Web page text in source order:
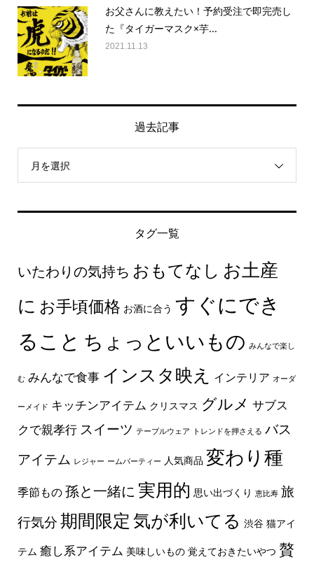
お父さんに教えたい！予約受注で即完売し
た『タイガーマスク×芋...
2021.11.13
過去記事
月を選択
タグ一覧
いたわりの気持ち おもてなし お土産
に お手頃価格 お酒に合う すぐにでき
ること ちょっといいもの みんなで楽し
む みんなで食事 インスタ映え インテリア オーダ
ーメイド キッチンアイテム クリスマス グルメ サブス
クで親孝行 スイーツ テーブルウェア トレンドを押さえる バス
アイテム レジャー ームパーティー 人気商品 変わり種
季節もの 孫と一緒に 実用的 思い出づくり 恵比寿 旅
行気分 期間限定 気が利いてる 渋谷 猫アイ
テム 癒し系アイテム 美味しいもの 覚えておきたいやつ 贅